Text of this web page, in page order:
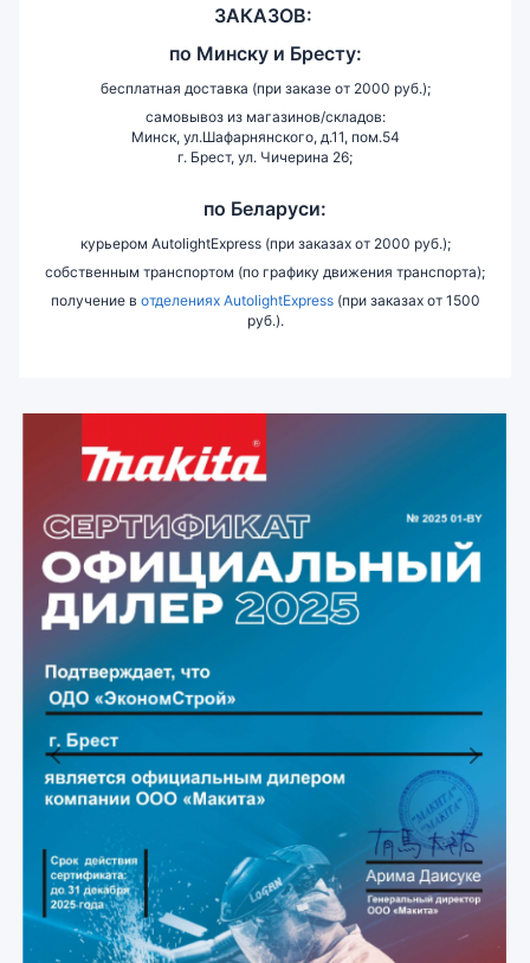
ЗАКАЗОВ:
по Минску и Бресту:
бесплатная доставка (при заказе от 2000 руб.);
самовывоз из магазинов/складов:
Минск, ул.Шафарнянского, д.11, пом.54
г. Брест, ул. Чичерина 26;
по Беларуси:
курьером AutolightExpress (при заказах от 2000 руб.);
собственным транспортом (по графику движения транспорта);
получение в отделениях AutolightExpress(при заказах от 1500
руб.).
Previous Next